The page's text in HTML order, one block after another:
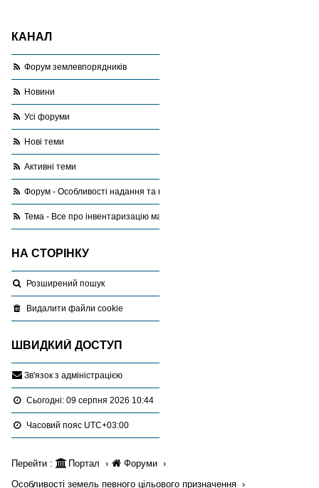
КАНАЛ
Форум землевпорядників
Новини
Усі форуми
Нові теми
Активні теми
Форум - Особливості надання та використання земель
Тема - Все про інвентаризацію масивів земель с.-г. призначення
НА СТОРІНКУ
Розширений пошук
Видалити файли cookie
ШВИДКИЙ ДОСТУП
Зв'язок з адміністрацією
Сьогодні: 09 серпня 2026 10:44
Часовий пояс UTC+03:00
Перейти : Портал
Форуми
Особливості земель певного цільового призначення